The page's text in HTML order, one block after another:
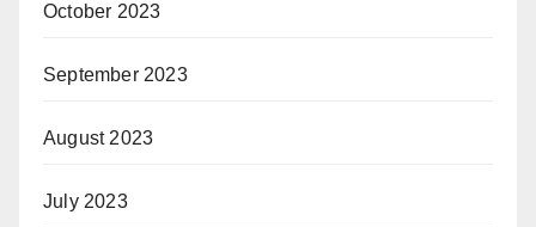
October 2023
September 2023
August 2023
July 2023